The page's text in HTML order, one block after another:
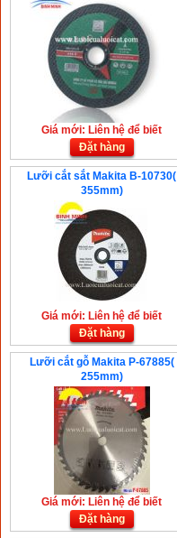
Giá mới: Liên hệ để biết
Đặt hàng
Lưỡi cắt sắt Makita B-10730(
355mm)
Giá mới: Liên hệ để biết
Đặt hàng
Lưỡi cắt gỗ Makita P-67885(
255mm)
Giá mới: Liên hệ để biết
Đặt hàng